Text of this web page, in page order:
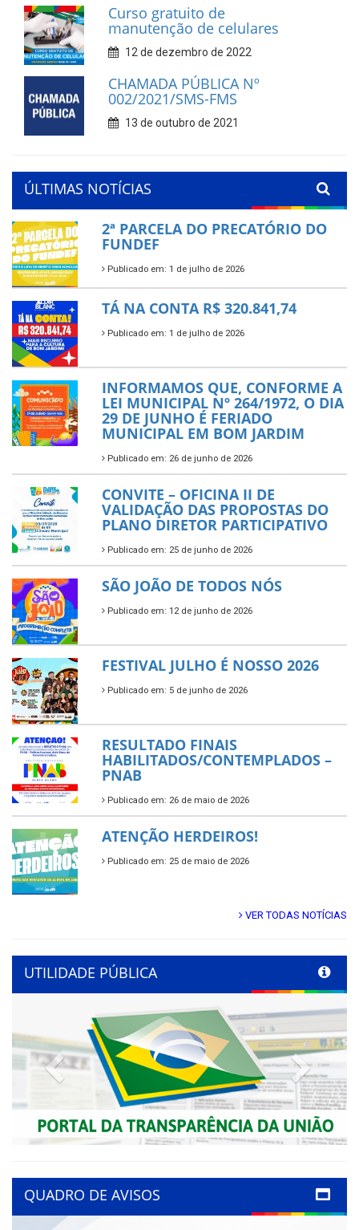
Curso gratuito de
manutenção de celulares
12 de dezembro de 2022
CHAMADA PÚBLICA Nº
002/2021/SMS-FMS
13 de outubro de 2021
ÚLTIMAS NOTÍCIAS
2ª PARCELA DO PRECATÓRIO DO
FUNDEF
Publicado em: 1 de julho de 2026
TÁ NA CONTA R$ 320.841,74
Publicado em: 1 de julho de 2026
INFORMAMOS QUE, CONFORME A
LEI MUNICIPAL Nº 264/1972, O DIA
29 DE JUNHO É FERIADO
MUNICIPAL EM BOM JARDIM
Publicado em: 26 de junho de 2026
CONVITE – OFICINA II DE
VALIDAÇÃO DAS PROPOSTAS DO
PLANO DIRETOR PARTICIPATIVO
Publicado em: 25 de junho de 2026
SÃO JOÃO DE TODOS NÓS
Publicado em: 12 de junho de 2026
FESTIVAL JULHO É NOSSO 2026
Publicado em: 5 de junho de 2026
RESULTADO FINAIS
HABILITADOS/CONTEMPLADOS –
PNAB
Publicado em: 26 de maio de 2026
ATENÇÃO HERDEIROS!
Publicado em: 25 de maio de 2026
VER TODAS NOTÍCIAS
UTILIDADE PÚBLICA
Previous Next
QUADRO DE AVISOS